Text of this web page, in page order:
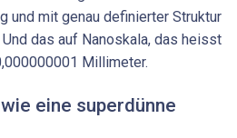
und mit genau definierter Struktur
das auf Nanoskala, das heisst
Millimeter.
eine superdünne